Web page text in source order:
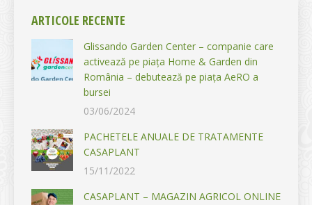
ARTICOLE RECENTE
Glissando Garden Center – companie care
activează pe piața Home & Garden din
România – debutează pe piața AeRO a
bursei
03/06/2024
PACHETELE ANUALE DE TRATAMENTE
CASAPLANT
15/11/2022
CASAPLANT – MAGAZIN AGRICOL ONLINE